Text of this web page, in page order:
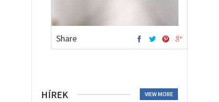
Share
HÍREK VIEW MORE